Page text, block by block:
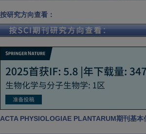
按研究方向查看：
ACTA PHYSIOLOGIAE PLANTARUM期刊基本